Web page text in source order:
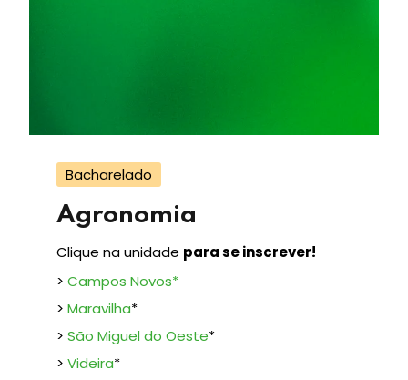
Bacharelado
Agronomia
Clique na unidade para se inscrever!
> Campos Novos*
> Maravilha*
> São Miguel do Oeste*
> Videira*